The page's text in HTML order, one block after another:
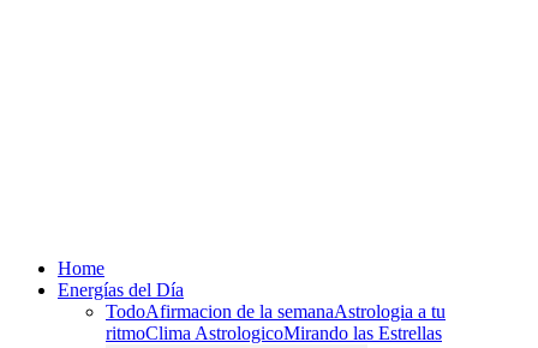
Home
Energías del Día
TodoAfirmacion de la semanaAstrologia a tu
ritmoClima AstrologicoMirando las Estrellas